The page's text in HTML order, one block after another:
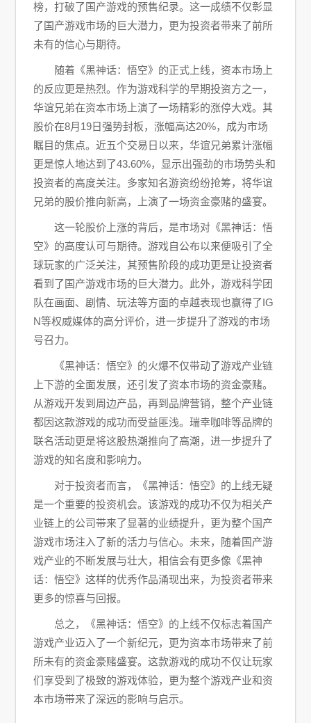
榜，打破了国产游戏的预售纪录。这一成绩不仅彰显
了国产游戏市场的巨大潜力，更为投资者带来了前所
未有的信心与期待。
随着《黑神话：悟空》的正式上线，资本市场上
的反应更是热烈。作为游戏科学的早期投资方之一，
华谊兄弟在资本市场上演了一场精彩的涨停大戏。其
股价在8月19日强势封板，涨幅高达20%，成为市场
瞩目的焦点。近五个交易日以来，华谊兄弟累计涨幅
更是惊人地达到了43.60%，显示出强劲的市场势头和
投资者的高度关注。多家知名游资纷纷抢筹，将华谊
兄弟的股价推向新高，上演了一场资金豪赌的盛宴。
这一轮股价上涨的背后，是市场对《黑神话：悟
空》的高度认可与期待。游戏自公布以来便吸引了全
球玩家的广泛关注，其预售阶段的成功更是让投资者
看到了国产游戏市场的巨大潜力。此外，游戏科学团
队在画面、剧情、玩法等方面的卓越表现也赢得了IG
N等权威媒体的高分评价，进一步提升了游戏的市场
号召力。
《黑神话：悟空》的火爆不仅带动了游戏产业链
上下游的全面发展，还引发了资本市场的资金豪赌。
从游戏开发到周边产品，再到品牌营销，整个产业链
都因这款游戏的成功而受益匪浅。瑞幸咖啡等品牌的
联名活动更是将这股热潮推向了高潮，进一步提升了
游戏的知名度和影响力。
对于投资者而言，《黑神话：悟空》的上线无疑
是一个重要的投资机会。该游戏的成功不仅为相关产
业链上的公司带来了显著的业绩提升，更为整个国产
游戏市场注入了新的活力与信心。未来，随着国产游
戏产业的不断发展与壮大，相信会有更多像《黑神
话：悟空》这样的优秀作品涌现出来，为投资者带来
更多的惊喜与回报。
总之，《黑神话：悟空》的上线不仅标志着国产
游戏产业迈入了一个新纪元，更为资本市场带来了前
所未有的资金豪赌盛宴。这款游戏的成功不仅让玩家
们享受到了极致的游戏体验，更为整个游戏产业和资
本市场带来了深远的影响与启示。